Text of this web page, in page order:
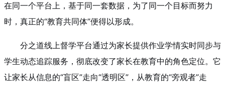
在同一个平台上，基于同一套数据，为了同一个目标而努力
时，真正的“教育共同体”便得以形成。
分之道线上督学平台通过为家长提供作业学情实时同步与
学生动态追踪服务，彻底改变了家长在教育中的角色定位。它
让家长从信息的“盲区”走向“透明区”，从教育的“旁观者”走